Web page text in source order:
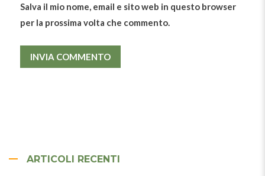
Salva il mio nome, email e sito web in questo browser
per la prossima volta che commento.
ARTICOLI RECENTI